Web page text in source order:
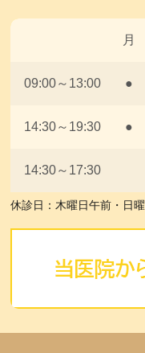
月
09:00～13:00 ●
14:30～19:30 ●
14:30～17:30
休診日：木曜日午前・日